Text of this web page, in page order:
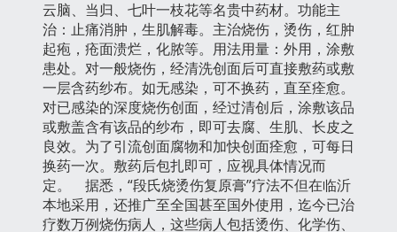
云脑、当归、七叶一枝花等名贵中药材。功能主
治：止痛消肿，生肌解毒。主治烧伤，烫伤，红肿
起疱，疮面溃烂，化脓等。用法用量：外用，涂敷
患处。对一般烧伤，经清洗创面后可直接敷药或敷
一层含药纱布。如无感染，可不换药，直至痊愈。
对已感染的深度烧伤创面，经过清创后，涂敷该品
或敷盖含有该品的纱布，即可去腐、生肌、长皮之
良效。为了引流创面腐物和加快创面痊愈，可每日
换药一次。敷药后包扎即可，应视具体情况而
定。 据悉，“段氏烧烫伤复原膏”疗法不但在临沂
本地采用，还推广至全国甚至国外使用，迄今已治
疗数万例烧伤病人，这些病人包括烫伤、化学伤、